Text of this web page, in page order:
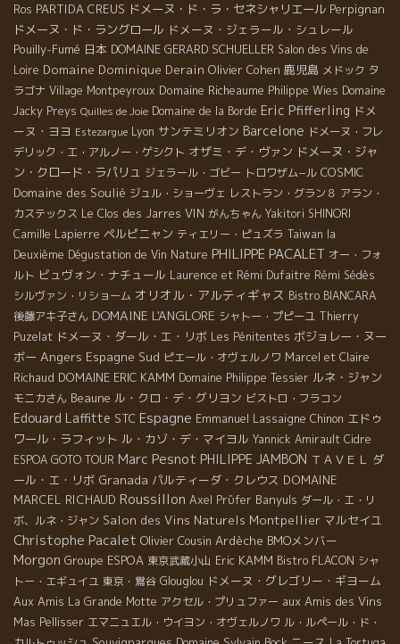
Ros PARTIDA CREUS ドメーヌ・ド・ラ・セネシャリエール Perpignan
ドメーヌ・ド・ラングロール ドメーヌ・ジェラール・シュレール
Pouilly-Fumé 日本 DOMAINE GERARD SCHUELLER Salon des Vins de
Loire Domaine Dominique Derain Olivier Cohen 鹿児島 メドック タ
ラゴナ Village Montpeyroux Domaine Richeaume Philippe Wies Domaine
Jacky Preys Quilles de Joie Domaine de la Borde Eric Pfifferling ドメ
ーヌ・ヨヨ Estezargue Lyon サンテミリオン Barcelone ドメーヌ・フレ
デリック・エ・アルノー・ゲシクト オザミ・デ・ヴァン ドメーヌ・ジャ
ン・クロード・ラパリュ ジェラール・ゴビー トロワザム−ル COSMIC
Domaine des Soulié ジュル・ショーヴェ レストラン・グラン８ アラン・
カステックス Le Clos des Jarres VIN がんちゃん Yakitori SHINORI
Camille Lapierre ペルピニャン ティエリー・ピュズラ Taiwan la
Deuxième Dégustation de Vin Nature PHILIPPE PACALET オー・フォ
ルト ビュヴォン・ナチュール Laurence et Rémi Dufaitre Rémi Sédès
シルヴァン・リショーム オリオル・アルティギャス Bistro BIANCARA
後藤アキ子さん DOMAINE L'ANGLORE シャトー・プピーユ Thierry
Puzelat ドメーヌ・ダール・エ・リボ Les Pénitentes ボジョレー・ヌー
ボー Angers Espagne Sud ピエール・オヴェルノワ Marcel et Claire
Richaud DOMAINE ERIC KAMM Domaine Philippe Tessier ルネ・ジャン
モニカさん Beaune ル・クロ・デ・グリヨン ビストロ・フラコン
Edouard Laffitte STC Espagne Emmanuel Lassaigne Chinon エドゥ
ワール・ラフィット ル・カゾ・デ・マイヨル Yannick Amirault Cidre
ESPOA GOTO TOUR Marc Pesnot PHILIPPE JAMBON ＴＡＶＥＬ ダ
ール・エ・リボ Granada パルティーダ・クレウス DOMAINE
MARCEL RICHAUD Roussillon Axel Prϋfer Banyuls ダール・エ・リ
ボ、ルネ・ジャン Salon des Vins Naturels Montpellier マルセイユ
Christophe Pacalet Olivier Cousin Ardèche BMOメンバー
Morgon Groupe ESPOA 東京武蔵小山 Eric KAMM Bistro FLACON シャ
トー・エギュイユ 東京・鴬谷 Glouglou ドメーヌ・グレゴリー・ギヨーム
Aux Amis La Grande Motte アクセル・プリュファー aux Amis des Vins
Mas Pellisser エマニュエル・ウイヨン・オヴェルノワ ル・ルペール・ド・